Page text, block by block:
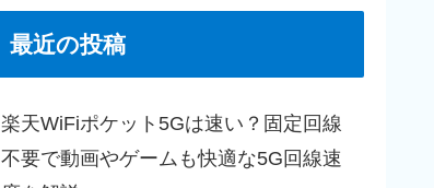
最近の投稿
楽天WiFiポケット5Gは速い？固定回線
不要で動画やゲームも快適な5G回線速